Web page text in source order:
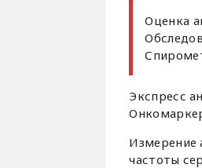
Оценка
Экспресс
Измерение
частоты